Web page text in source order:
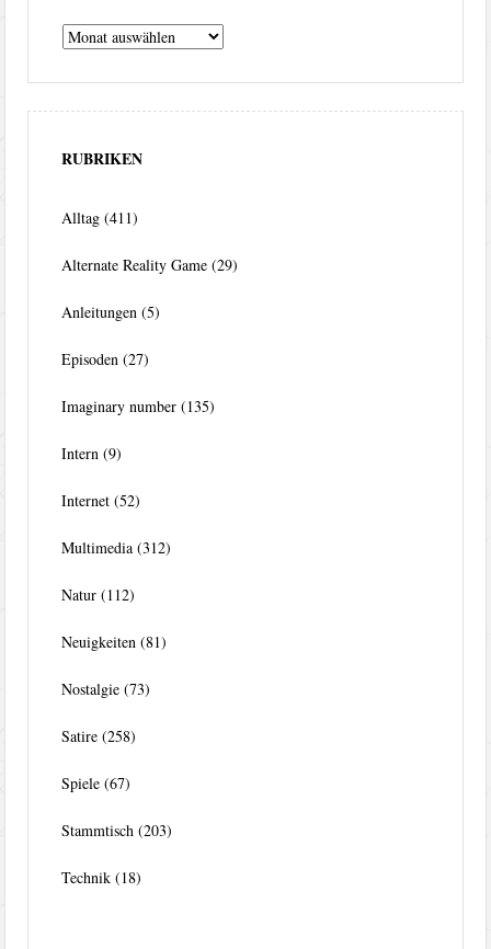
Archiv
RUBRIKEN
Alltag (411)
Alternate Reality Game (29)
Anleitungen (5)
Episoden (27)
Imaginary number (135)
Intern (9)
Internet (52)
Multimedia (312)
Natur (112)
Neuigkeiten (81)
Nostalgie (73)
Satire (258)
Spiele (67)
Stammtisch (203)
Technik (18)